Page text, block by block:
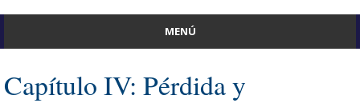
MENÚ
Capítulo IV: Pérdida y